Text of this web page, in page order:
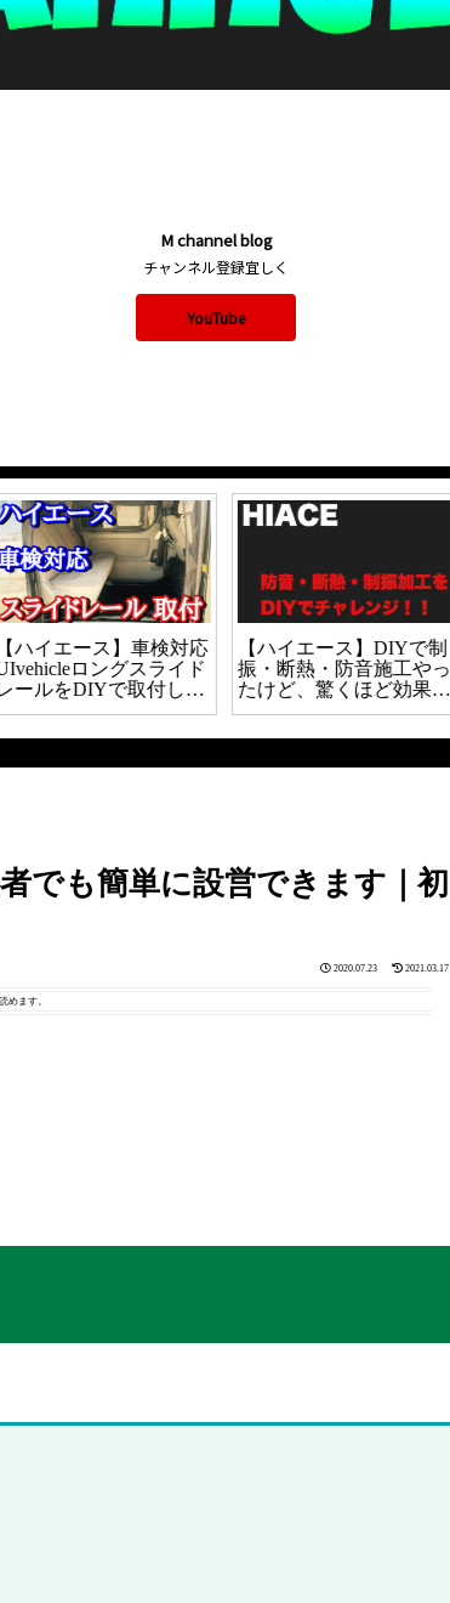
M channel blog
チャンネル登録宜しく
YouTube
ハイエース】車検対応
ロングスライド
ールをDIYで取付した
で取付方法について解
【ハイエース】DIYで制
振・断熱・防音施工やっ
たけど、驚くほど効果あ
りました。
でも簡単に設営できます｜初
2020.07.23 2021.03.17
めます。